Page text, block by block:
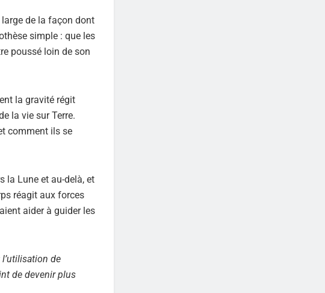
de la façon dont
simple : que les
poussé loin de son
la gravité régit
la vie sur Terre.
comment ils se
la Lune et au-delà, et
réagit aux forces
aider à guider les
de
de devenir plus